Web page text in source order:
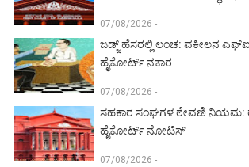
07/08/2026 -
ಜಡ್ಜ್ ಹೆಸರಲ್ಲಿ ಲಂಚ: ವಕೀಲನ
ಹೈಕೋರ್ಟ್ ನಕಾರ
07/08/2026 -
ಸಹಕಾರ ಸಂಘಗಳ ಠೇವಣಿ ನಿಯಮ:
ಹೈಕೋರ್ಟ್ ನೋಟಿಸ್
07/08/2026 -